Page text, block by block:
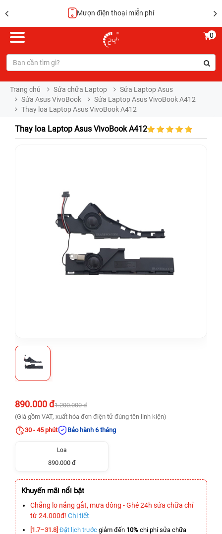
Hoàn tiền 100%
0
Trang chủ Sửa chữa Laptop
Sửa Laptop Asus
Sửa Asus VivoBook
Sửa Laptop Asus VivoBook A412
Thay loa Laptop Asus VivoBook A412
Thay loa Laptop Asus VivoBook A412
890.000 đ1.200.000 đ
(Giá gồm VAT, xuất hóa đơn điện tử đúng tên linh kiện)
30 - 45 phút
Bảo hành 6 tháng
Loa
890.000 đ
Khuyến mãi nổi bật
Chẳng lo nắng gắt, mưa dông - Ghé 24h sửa chữa chỉ
từ 24.000đ! Chi tiết
[1.7–31.8] Đặt lịch trước giảm đến 10% chi phí sửa chữa